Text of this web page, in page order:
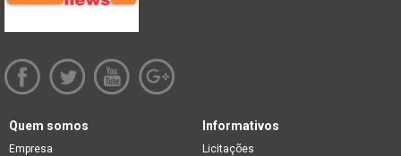
Quem somos
Empresa
Informativos
Licitações